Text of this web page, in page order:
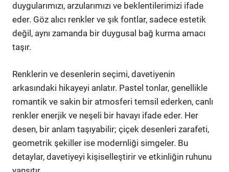
duygularımızı, arzularımızı ve beklentilerimizi ifade
eder. Göz alıcı renkler ve şık fontlar, sadece estetik
değil, aynı zamanda bir duygusal bağ kurma amacı
taşır.
Renklerin ve desenlerin seçimi, davetiyenin
arkasındaki hikayeyi anlatır. Pastel tonlar, genellikle
romantik ve sakin bir atmosferi temsil ederken, canlı
renkler enerjik ve neşeli bir havayı ifade eder. Her
desen, bir anlam taşıyabilir; çiçek desenleri zarafeti,
geometrik şekiller ise modernliği simgeler. Bu
detaylar, davetiyeyi kişiselleştirir ve etkinliğin ruhunu